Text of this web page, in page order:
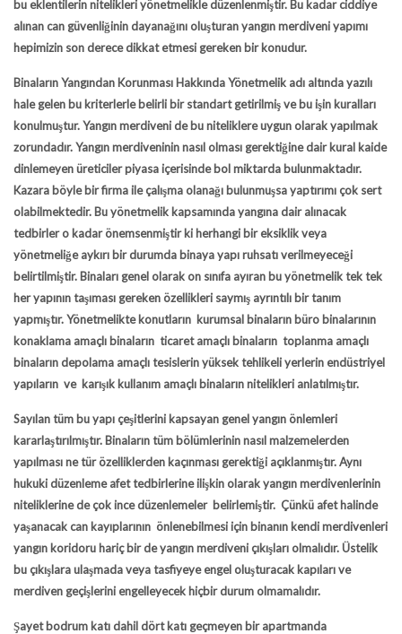
bu eklentilerin nitelikleri yönetmelikle düzenlenmiştir. Bu kadar ciddiye
alınan can güvenliğinin dayanağını oluşturan yangın merdiveni yapımı
hepimizin son derece dikkat etmesi gereken bir konudur.
Binaların Yangından Korunması Hakkında Yönetmelik adı altında yazılı
hale gelen bu kriterlerle belirli bir standart getirilmiş ve bu işin kuralları
konulmuştur. Yangın merdiveni de bu niteliklere uygun olarak yapılmak
zorundadır. Yangın merdiveninin nasıl olması gerektiğine dair kural kaide
dinlemeyen üreticiler piyasa içerisinde bol miktarda bulunmaktadır.
Kazara böyle bir firma ile çalışma olanağı bulunmuşsa yaptırımı çok sert
olabilmektedir. Bu yönetmelik kapsamında yangına dair alınacak
tedbirler o kadar önemsenmiştir ki herhangi bir eksiklik veya
yönetmeliğe aykırı bir durumda binaya yapı ruhsatı verilmeyeceği
belirtilmiştir. Binaları genel olarak on sınıfa ayıran bu yönetmelik tek tek
her yapının taşıması gereken özellikleri saymış ayrıntılı bir tanım
yapmıştır. Yönetmelikte konutların kurumsal binaların büro binalarının
konaklama amaçlı binaların ticaret amaçlı binaların toplanma amaçlı
binaların depolama amaçlı tesislerin yüksek tehlikeli yerlerin endüstriyel
yapıların ve karışık kullanım amaçlı binaların nitelikleri anlatılmıştır.
Sayılan tüm bu yapı çeşitlerini kapsayan genel yangın önlemleri
kararlaştırılmıştır. Binaların tüm bölümlerinin nasıl malzemelerden
yapılması ne tür özelliklerden kaçınması gerektiği açıklanmıştır. Aynı
hukuki düzenleme afet tedbirlerine ilişkin olarak yangın merdivenlerinin
niteliklerine de çok ince düzenlemeler belirlemiştir. Çünkü afet halinde
yaşanacak can kayıplarının önlenebilmesi için binanın kendi merdivenleri
yangın koridoru hariç bir de yangın merdiveni çıkışları olmalıdır. Üstelik
bu çıkışlara ulaşmada veya tasfiyeye engel oluşturacak kapıları ve
merdiven geçişlerini engelleyecek hiçbir durum olmamalıdır.
Şayet bodrum katı dahil dört katı geçmeyen bir apartmanda